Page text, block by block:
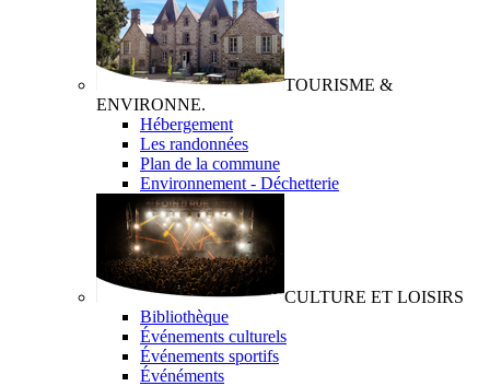
TOURISME &
ENVIRONNE.
Hébergement
Les randonnées
Plan de la commune
Environnement - Déchetterie
CULTURE ET LOISIRS
Bibliothèque
Événements culturels
Événements sportifs
Événéments